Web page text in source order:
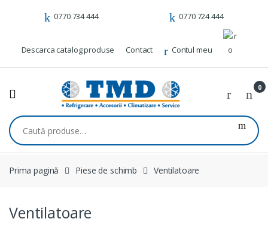
0770 734 444 0770 724 444
Descarca catalog produse Contact Contul meu
0
Caută după:
Prima pagină Piese de schimb Ventilatoare
Ventilatoare